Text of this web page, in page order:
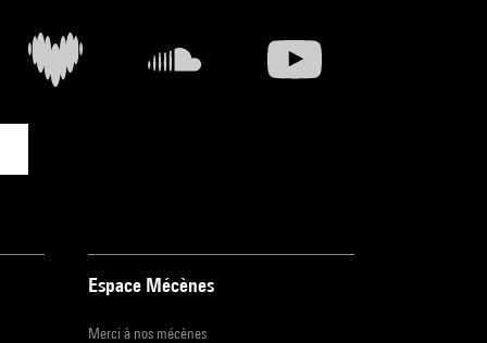
Espace Mécènes
Merci à nos mécènes